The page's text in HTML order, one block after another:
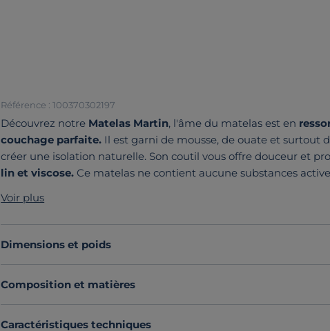
Référence : 100370302197
Découvrez notre Matelas Martin, l'âme du matelas est en
couchage parfaite. Il est garni de mousse, de ouate et surtout
créer une isolation naturelle. Son coutil vous offre douceur et
lin et viscose. Ce matelas ne contient aucune substances
Découvrez toute notre sélection :
Voir plus
Dimensions et poids
Composition et matières
Caractéristiques techniques